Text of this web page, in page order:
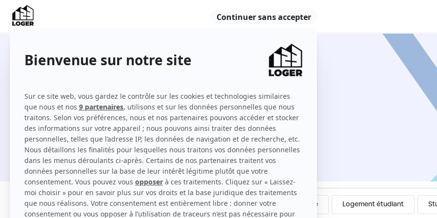
Locations à Metz entre particuliers
Je cherche une location
Filtres Appartement Maison Colocation Meublé Logement étudiant